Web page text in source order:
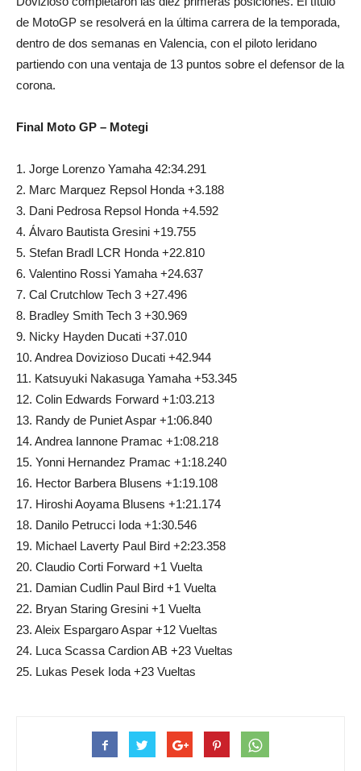
de MotoGP se resolverá en la última carrera de la temporada,
dentro de dos semanas en Valencia, con el piloto leridano
partiendo con una ventaja de 13 puntos sobre el defensor de la
corona.
Final Moto GP – Motegi
1. Jorge Lorenzo Yamaha 42:34.291
2. Marc Marquez Repsol Honda +3.188
3. Dani Pedrosa Repsol Honda +4.592
4. Álvaro Bautista Gresini +19.755
5. Stefan Bradl LCR Honda +22.810
6. Valentino Rossi Yamaha +24.637
7. Cal Crutchlow Tech 3 +27.496
8. Bradley Smith Tech 3 +30.969
9. Nicky Hayden Ducati +37.010
10. Andrea Dovizioso Ducati +42.944
11. Katsuyuki Nakasuga Yamaha +53.345
12. Colin Edwards Forward +1:03.213
13. Randy de Puniet Aspar +1:06.840
14. Andrea Iannone Pramac +1:08.218
15. Yonni Hernandez Pramac +1:18.240
16. Hector Barbera Blusens +1:19.108
17. Hiroshi Aoyama Blusens +1:21.174
18. Danilo Petrucci Ioda +1:30.546
19. Michael Laverty Paul Bird +2:23.358
20. Claudio Corti Forward +1 Vuelta
21. Damian Cudlin Paul Bird +1 Vuelta
22. Bryan Staring Gresini +1 Vuelta
23. Aleix Espargaro Aspar +12 Vueltas
24. Luca Scassa Cardion AB +23 Vueltas
25. Lukas Pesek Ioda +23 Vueltas